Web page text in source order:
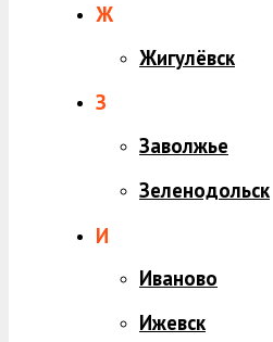
Ж
Жигулёвск
З
Заволжье
Зеленодольск
И
Иваново
Ижевск